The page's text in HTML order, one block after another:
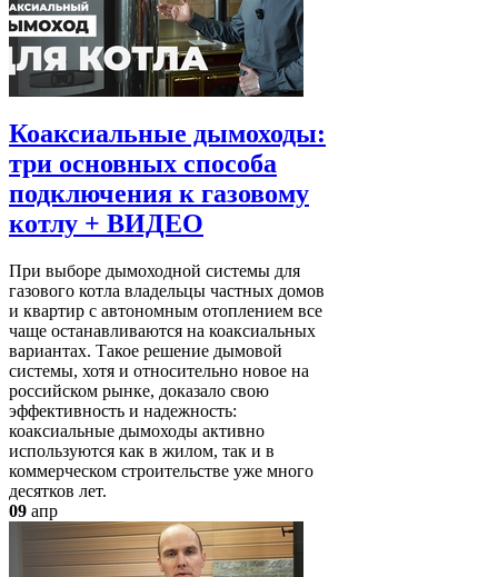
Коаксиальные дымоходы:
три основных способа
подключения к газовому
котлу + ВИДЕО
При выборе дымоходной системы для
газового котла владельцы частных домов
и квартир с автономным отоплением все
чаще останавливаются на коаксиальных
вариантах. Такое решение дымовой
системы, хотя и относительно новое на
российском рынке, доказало свою
эффективность и надежность:
коаксиальные дымоходы активно
используются как в жилом, так и в
коммерческом строительстве уже много
десятков лет.
09 апр